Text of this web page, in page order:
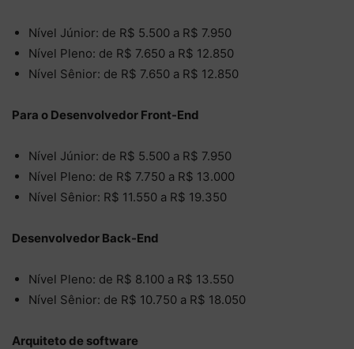
Nível Júnior: de R$ 5.500 a R$ 7.950
Nível Pleno: de R$ 7.650 a R$ 12.850
Nível Sênior: de R$ 7.650 a R$ 12.850
Para o Desenvolvedor Front-End
Nível Júnior: de R$ 5.500 a R$ 7.950
Nível Pleno: de R$ 7.750 a R$ 13.000
Nível Sênior: R$ 11.550 a R$ 19.350
Desenvolvedor Back-End
Nível Pleno: de R$ 8.100 a R$ 13.550
Nível Sênior: de R$ 10.750 a R$ 18.050
Arquiteto de software